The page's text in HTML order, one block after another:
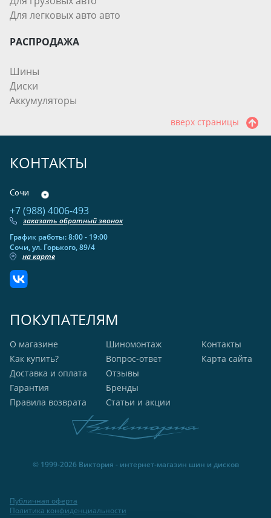
Для легковых авто авто
РАСПРОДАЖА
Шины
Диски
Аккумуляторы
вверх страницы
КОНТАКТЫ
Сочи
+7 (988) 4006-493
заказать обратный звонок
График работы: 8:00 - 19:00
Сочи, ул. Горького, 89/4
на карте
ПОКУПАТЕЛЯМ
О магазине
Как купить?
Доставка и оплата
Гарантия
Правила возврата
Шиномонтаж
Вопрос-ответ
Отзывы
Бренды
Статьи и акции
Контакты
Карта сайта
© 1999-2026 Виктория - интернет-магазин шин и дисков
Публичная оферта
Политика конфиденциальности